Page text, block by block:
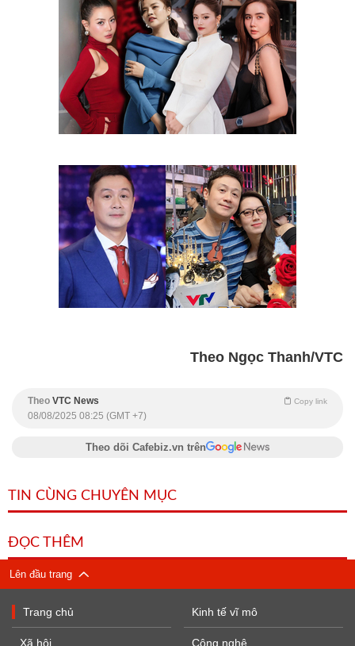
Theo Ngọc Thanh/VTC
Theo VTC News Copy link
08/08/2025 08:25 (GMT +7)
Theo dõi Cafebiz.vn trên
TIN CÙNG CHUYÊN MỤC
ĐỌC THÊM
Lên đầu trang
Trang chủ
Xã hội
Kinh tế vĩ mô
Công nghệ